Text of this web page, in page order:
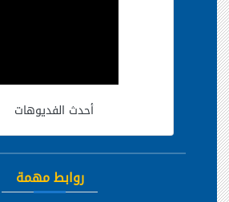
أحدث الفديوهات
روابط مهمة